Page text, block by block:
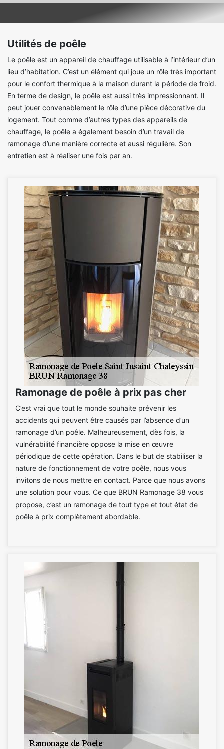
Utilités de poêle
Le poêle est un appareil de chauffage utilisable à l’intérieur d’un
lieu d’habitation. C’est un élément qui joue un rôle très important
pour le confort thermique à la maison durant la période de froid.
En terme de design, le poêle est aussi très impressionnant. Il
peut jouer convenablement le rôle d’une pièce décorative du
logement. Tout comme d’autres types des appareils de
chauffage, le poêle a également besoin d’un travail de
ramonage d’une manière correcte et aussi régulière. Son
entretien est à réaliser une fois par an.
Ramonage de poêle à prix pas cher
C’est vrai que tout le monde souhaite prévenir les
accidents qui peuvent être causés par l’absence d’un
ramonage d’un poêle. Malheureusement, dès fois, la
vulnérabilité financière oppose la mise en œuvre
périodique de cette opération. Dans le but de stabiliser la
nature de fonctionnement de votre poêle, nous vous
invitons de nous mettre en contact. Parce que nous avons
une solution pour vous. Ce que BRUN Ramonage 38 vous
propose, c’est un ramonage de tout type et tout état de
poêle à prix complètement abordable.